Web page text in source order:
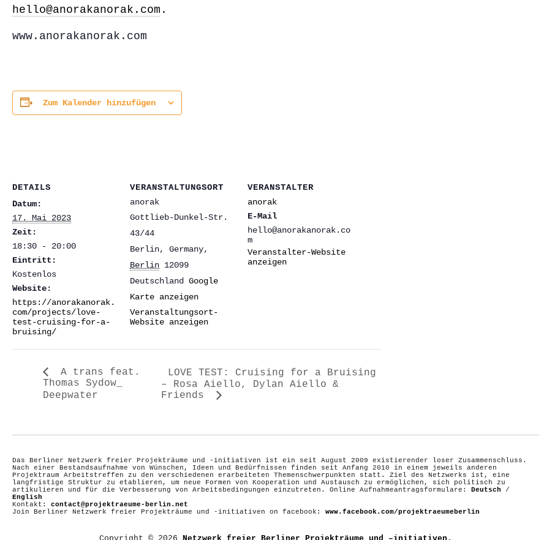
hello@anorakanorak.com .
www.anorakanorak.com
Zum Kalender hinzufügen
DETAILS
Datum:
17. Mai 2023
Zeit:
18:30 - 20:00
Eintritt:
Kostenlos
Website:
https://anorakanorak.
com/projects/love-
test-cruising-for-a-
bruising/
VERANSTALTUNGSORT
anorak
Gottlieb-Dunkel-Str.
43/44
Berlin, Germany,
Berlin 12099
Deutschland
Google
Karte anzeigen
Veranstaltungsort-
Website anzeigen
VERANSTALTER
anorak
E-Mail
hello@anorakanorak.co
m
Veranstalter-Website
anzeigen
A trans feat.
Thomas Sydow_
Deepwater
LOVE TEST: Cruising for a Bruising
– Rosa Aiello, Dylan Aiello &
Friends
Das Berliner Netzwerk freier Projekträume und -initiativen ist ein seit August 2009 existierender loser Zusammenschluss.
Nach einer Bestandsaufnahme von Wünschen, Ideen und Bedürfnissen finden seit Anfang 2010 in einem jeweils anderen
Projektraum Arbeitstreffen zu den verschiedenen erarbeiteten Themenschwerpunkten statt. Ziel des Netzwerks ist, eine
langfristige Struktur zu etablieren, um neue Formen von Kooperation und Austausch zu ermöglichen, sich politisch zu
artikulieren und für die Verbesserung von Arbeitsbedingungen einzutreten. Online Aufnahmeantragsformulare: Deutsch /
English
Kontakt: contact@projektraeume-berlin.net
Join Berliner Netzwerk freier Projekträume und -initiativen on facebook: www.facebook.com/projektraeumeberlin